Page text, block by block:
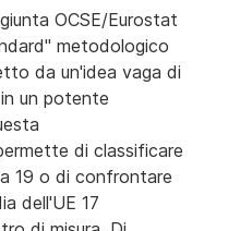
OCSE/Eurostat
metodologico
da un'idea vaga di
un potente
di classificare
19 o di confrontare
dell'UE 17